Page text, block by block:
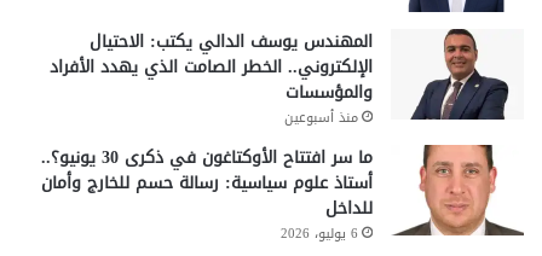
المهندس يوسف الدالي يكتب: الاحتيال
الإلكتروني.. الخطر الصامت الذي يهدد الأفراد
والمؤسسات
منذ أسبوعين
ما سر افتتاح الأوكتاغون في ذكرى 30 يونيو؟..
أستاذ علوم سياسية: رسالة حسم للخارج وأمان
للداخل
6 يوليو، 2026